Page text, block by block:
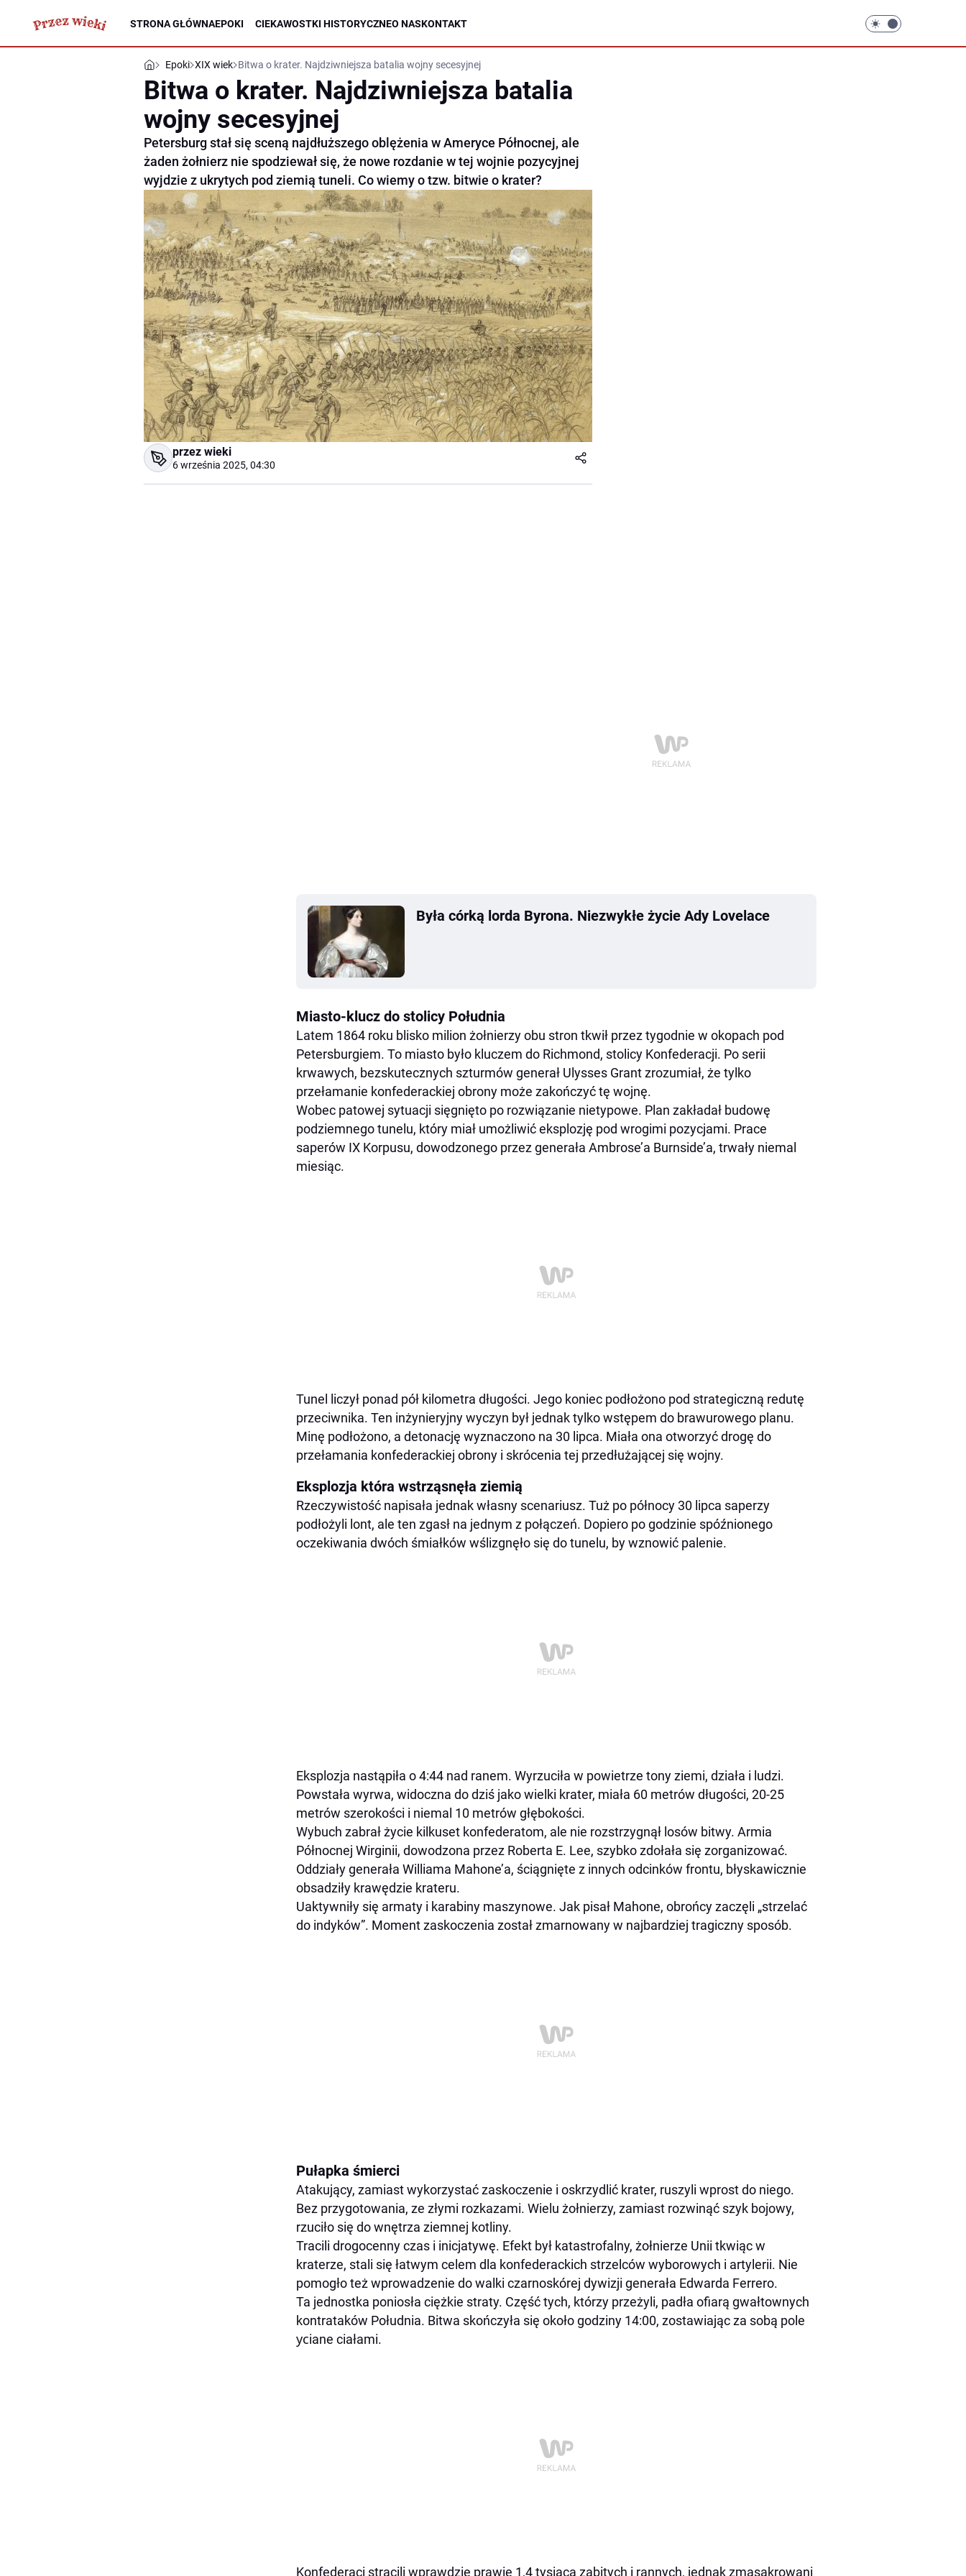
STRONA GŁÓWNAEPOKI CIEKAWOSTKI HISTORYCZNEO NASKONTAKT
Epoki XIX wiek Bitwa o krater. Najdziwniejsza batalia wojny secesyjnej
Bitwa o krater. Najdziwniejsza batalia
wojny secesyjnej
Petersburg stał się sceną najdłuższego oblężenia w Ameryce Północnej, ale
żaden żołnierz nie spodziewał się, że nowe rozdanie w tej wojnie pozycyjnej
wyjdzie z ukrytych pod ziemią tuneli. Co wiemy o tzw. bitwie o krater?
przez wieki
6 września 2025, 04:30
Była córką lorda Byrona. Niezwykłe życie Ady Lovelace
Miasto-klucz do stolicy Południa
Latem 1864 roku blisko milion żołnierzy obu stron tkwił przez tygodnie w okopach pod
Petersburgiem. To miasto było kluczem do Richmond, stolicy Konfederacji. Po serii
krwawych, bezskutecznych szturmów generał Ulysses Grant zrozumiał, że tylko
przełamanie konfederackiej obrony może zakończyć tę wojnę.
Wobec patowej sytuacji sięgnięto po rozwiązanie nietypowe. Plan zakładał budowę
podziemnego tunelu, który miał umożliwić eksplozję pod wrogimi pozycjami. Prace
saperów IX Korpusu, dowodzonego przez generała Ambrose’a Burnside’a, trwały niemal
miesiąc.
Tunel liczył ponad pół kilometra długości. Jego koniec podłożono pod strategiczną redutę
przeciwnika. Ten inżynieryjny wyczyn był jednak tylko wstępem do brawurowego planu.
Minę podłożono, a detonację wyznaczono na 30 lipca. Miała ona otworzyć drogę do
przełamania konfederackiej obrony i skrócenia tej przedłużającej się wojny.
Eksplozja która wstrząsnęła ziemią
Rzeczywistość napisała jednak własny scenariusz. Tuż po północy 30 lipca saperzy
podłożyli lont, ale ten zgasł na jednym z połączeń. Dopiero po godzinie spóźnionego
oczekiwania dwóch śmiałków wślizgnęło się do tunelu, by wznowić palenie.
Eksplozja nastąpiła o 4:44 nad ranem. Wyrzuciła w powietrze tony ziemi, działa i ludzi.
Powstała wyrwa, widoczna do dziś jako wielki krater, miała 60 metrów długości, 20-25
metrów szerokości i niemal 10 metrów głębokości.
Wybuch zabrał życie kilkuset konfederatom, ale nie rozstrzygnął losów bitwy. Armia
Północnej Wirginii, dowodzona przez Roberta E. Lee, szybko zdołała się zorganizować.
Oddziały generała Williama Mahone’a, ściągnięte z innych odcinków frontu, błyskawicznie
obsadziły krawędzie krateru.
Uaktywniły się armaty i karabiny maszynowe. Jak pisał Mahone, obrońcy zaczęli „strzelać
do indyków”. Moment zaskoczenia został zmarnowany w najbardziej tragiczny sposób.
Pułapka śmierci
Atakujący, zamiast wykorzystać zaskoczenie i oskrzydlić krater, ruszyli wprost do niego.
Bez przygotowania, ze złymi rozkazami. Wielu żołnierzy, zamiast rozwinąć szyk bojowy,
rzuciło się do wnętrza ziemnej kotliny.
Tracili drogocenny czas i inicjatywę. Efekt był katastrofalny, żołnierze Unii tkwiąc w
kraterze, stali się łatwym celem dla konfederackich strzelców wyborowych i artylerii. Nie
pomogło też wprowadzenie do walki czarnoskórej dywizji generała Edwarda Ferrero.
Ta jednostka poniosła ciężkie straty. Część tych, którzy przeżyli, padła ofiarą gwałtownych
kontrataków Południa. Bitwa skończyła się około godziny 14:00, zostawiając za sobą pole
усiane ciałami.
Konfederaci stracili wprawdzie prawie 1,4 tysiąca zabitych i rannych, jednak zmasakrowani